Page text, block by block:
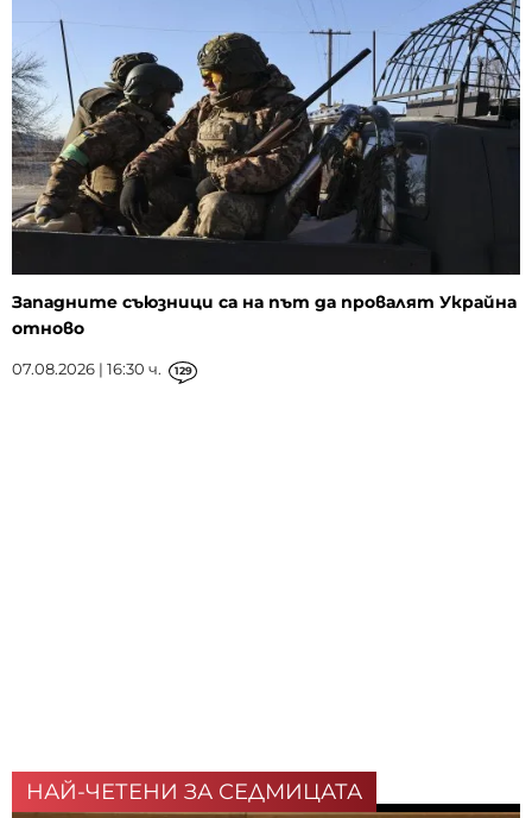
Западните съюзници са на път да провалят Украйна
отново
07.08.2026 | 16:30 ч. 129
НАЙ-ЧЕТЕНИ ЗА СЕДМИЦАТА